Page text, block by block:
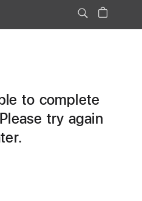
to complete
try again